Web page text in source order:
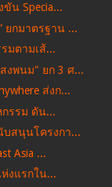
น Specia...
ยกมาตรฐาน ...
มตามเส้...
พนม" ยก 3 ศ...
ส่งก...
รรม ดัน...
สนุนโครงกา...
Asia ...
ห่งแรกใน...